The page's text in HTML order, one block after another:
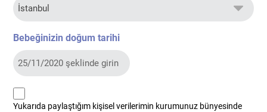
Bebeğinizin doğum tarihi
kvkk
*
Yukarıda paylaştığım kişisel verilerimin kurumunuz bünyesinde